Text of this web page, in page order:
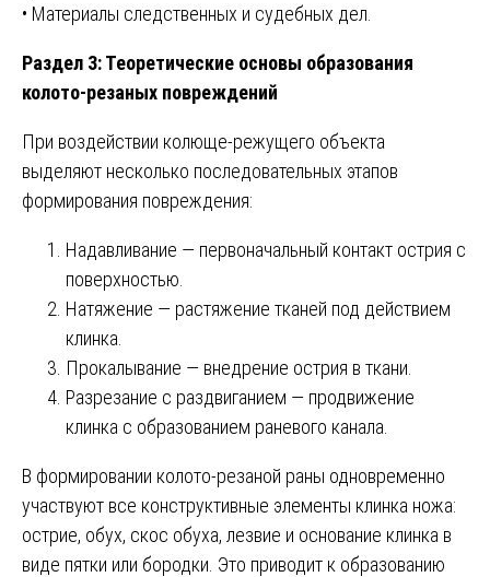
• Материалы следственных и судебных дел.
Раздел 3: Теоретические основы образования
колото-резаных повреждений
При воздействии колюще-режущего объекта
выделяют несколько последовательных этапов
формирования повреждения:
Надавливание — первоначальный контакт острия с
поверхностью.
Натяжение — растяжение тканей под действием
клинка.
Прокалывание — внедрение острия в ткани.
Разрезание с раздвиганием — продвижение
клинка с образованием раневого канала.
В формировании колото-резаной раны одновременно
участвуют все конструктивные элементы клинка ножа:
острие, обух, скос обуха, лезвие и основание клинка в
виде пятки или бородки. Это приводит к образованию